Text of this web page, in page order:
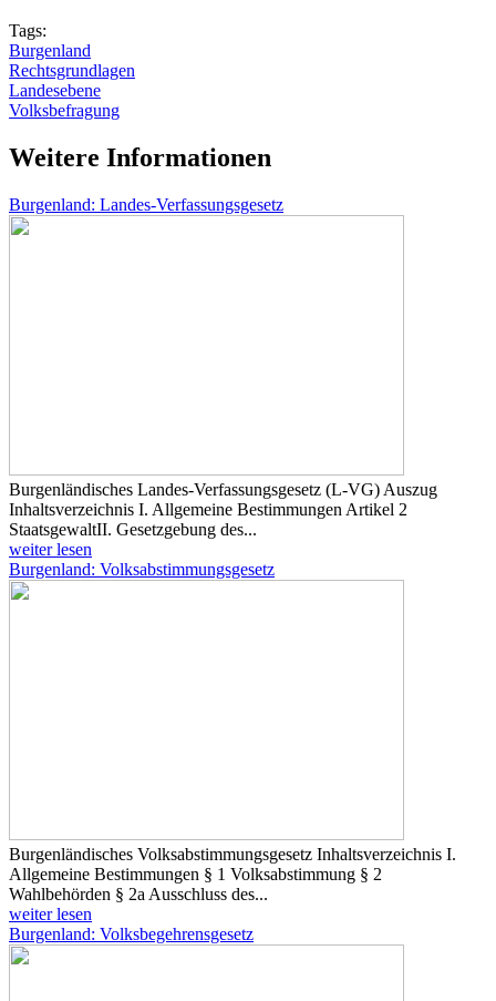
Tags:
Burgenland
Rechtsgrundlagen
Landesebene
Volksbefragung
Weitere Informationen
Burgenland: Landes-Verfassungsgesetz
Burgenländisches Landes-Verfassungsgesetz (L-VG) Auszug
Inhaltsverzeichnis I. Allgemeine Bestimmungen Artikel 2
Staatsgewalt ​II. Gesetzgebung des...
weiter lesen
Burgenland: Volksabstimmungsgesetz
Burgenländisches Volksabstimmungsgesetz Inhaltsverzeichnis I.
Allgemeine Bestimmungen § 1 Volksabstimmung § 2
Wahlbehörden § 2a Ausschluss des...
weiter lesen
Burgenland: Volksbegehrensgesetz